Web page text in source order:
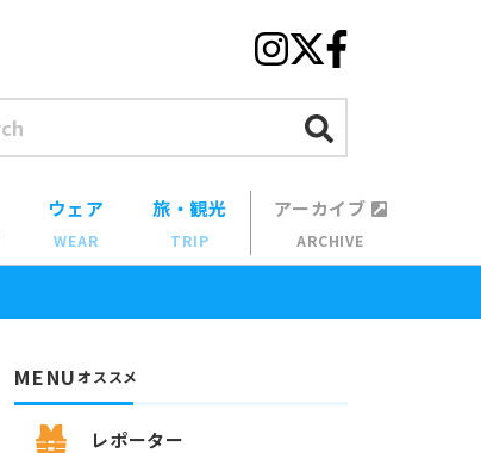
ウェア
WEAR
旅・観光
TRIP
アーカイブ
ARCHIVE
MENUオススメ
レポーター